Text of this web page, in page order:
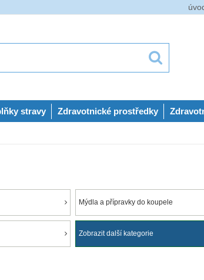
stravy Zdravotnické prostředky
Mýdla a přípravky do koupele
Zobrazit další kategorie